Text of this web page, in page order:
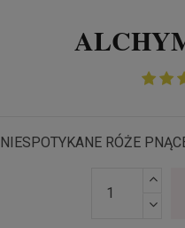
NIESPOTYKANE RÓŻE